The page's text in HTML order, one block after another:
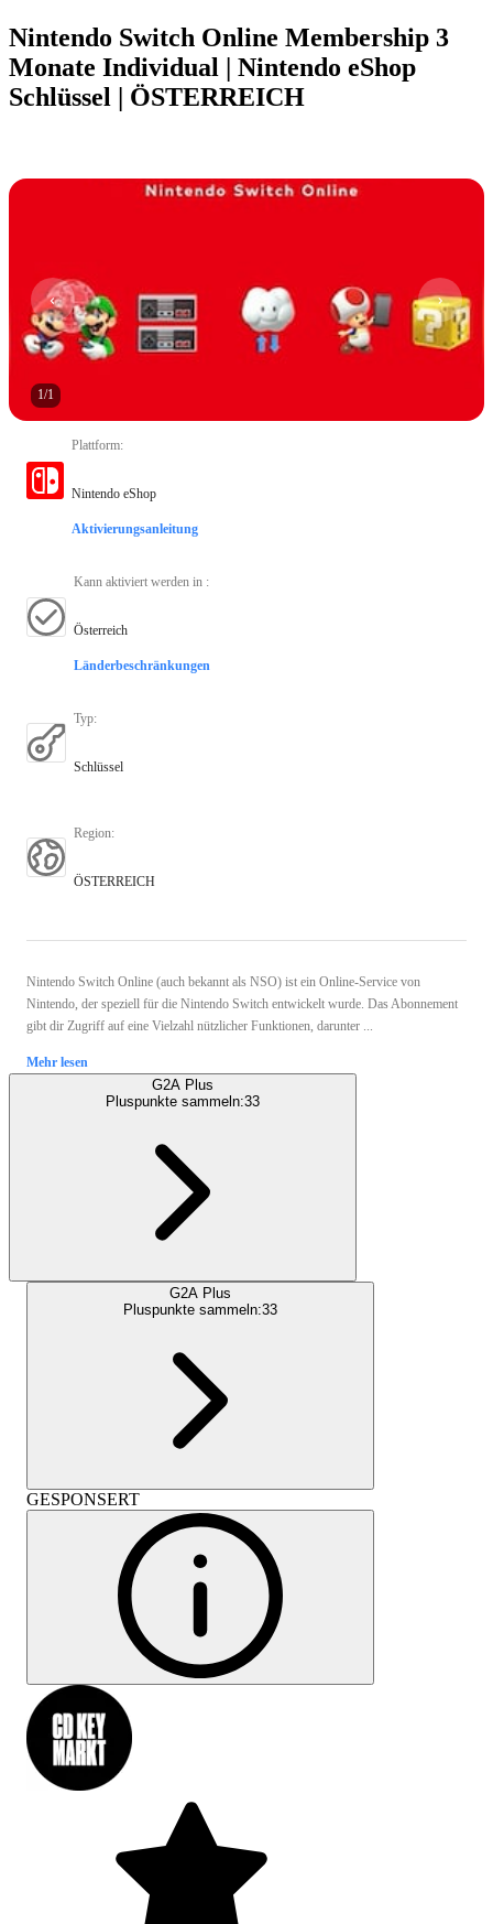
Nintendo Switch Online Membership 3
Monate Individual | Nintendo eShop
Schlüssel | ÖSTERREICH
1/1
Plattform:
Nintendo eShop
Aktivierungsanleitung
Kann aktiviert werden in :
Österreich
Länderbeschränkungen
Typ:
Schlüssel
Region:
ÖSTERREICH
Nintendo Switch Online (auch bekannt als NSO) ist ein Online-Service von
Nintendo, der speziell für die Nintendo Switch entwickelt wurde. Das Abonnement
gibt dir Zugriff auf eine Vielzahl nützlicher Funktionen, darunter ...
Mehr lesen
G2A Plus
Pluspunkte sammeln:33
G2A Plus
Pluspunkte sammeln:33
GESPONSERT